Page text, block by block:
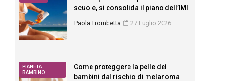
scuole, si consolida il piano dell’IMI
Paola Trombetta 27 Luglio 2026
PIANETA
BAMBINO
Come proteggere la pelle dei
bambini dal rischio di melanoma